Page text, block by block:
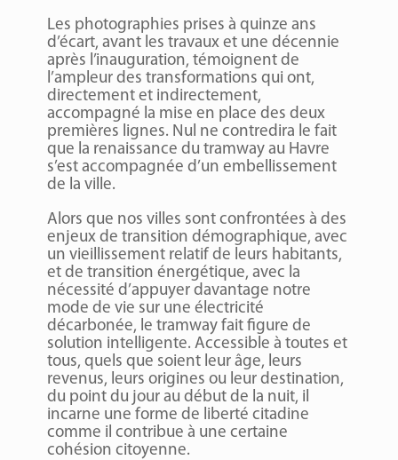
Les photographies prises à quinze ans
d’écart, avant les travaux et une décennie
après l’inauguration, témoignent de
l’ampleur des transformations qui ont,
directement et indirectement,
accompagné la mise en place des deux
premières lignes. Nul ne contredira le fait
que la renaissance du tramway au Havre
s’est accompagnée d’un embellissement
de la ville.
Alors que nos villes sont confrontées à des
enjeux de transition démographique, avec
un vieillissement relatif de leurs habitants,
et de transition énergétique, avec la
nécessité d’appuyer davantage notre
mode de vie sur une électricité
décarbonée, le tramway fait figure de
solution intelligente. Accessible à toutes et
tous, quels que soient leur âge, leurs
revenus, leurs origines ou leur destination,
du point du jour au début de la nuit, il
incarne une forme de liberté citadine
comme il contribue à une certaine
cohésion citoyenne.